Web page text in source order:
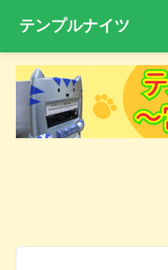
テンプルナイツ